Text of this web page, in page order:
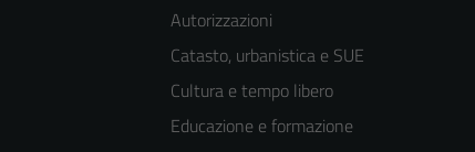
Autorizzazioni
Catasto, urbanistica e SUE
Cultura e tempo libero
Educazione e formazione